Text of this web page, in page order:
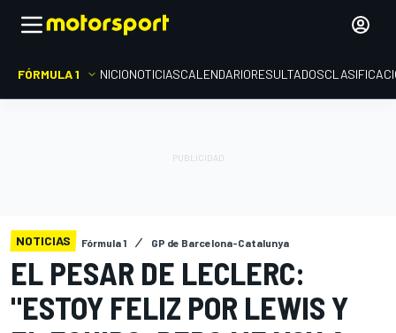
FÓRMULA 1 INICIONOTICIASCALENDARIORESULTADOS
NOTICIAS Fórmula 1 GP de Barcelona-Catalunya
EL PESAR DE LECLERC:
"ESTOY FELIZ POR LEWIS Y